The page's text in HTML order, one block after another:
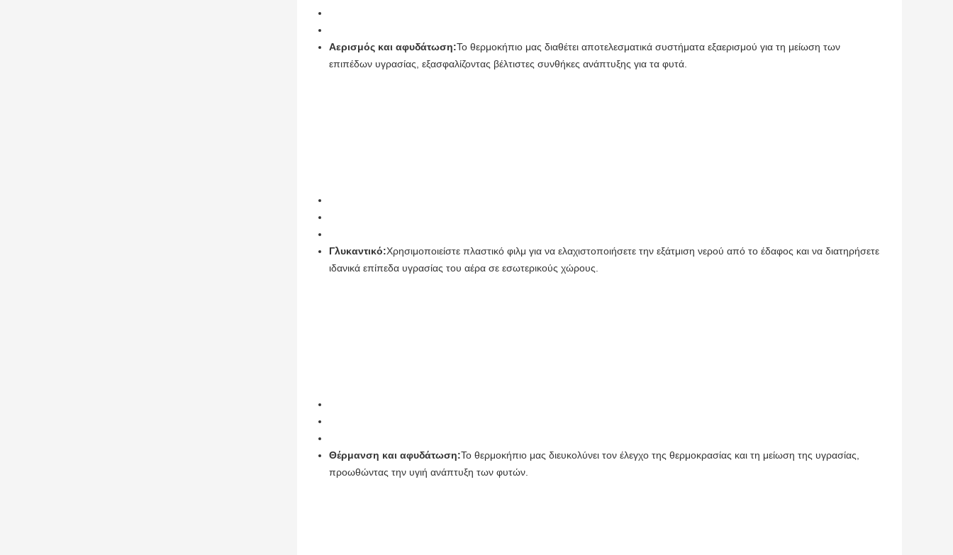
Αερισμός και αφυδάτωση:Το θερμοκήπιο μας διαθέτει αποτελεσματικά συστήματα εξαερισμού για τη μείωση των
επιπέδων υγρασίας, εξασφαλίζοντας βέλτιστες συνθήκες ανάπτυξης για τα φυτά.
Γλυκαντικό:Χρησιμοποιείστε πλαστικό φιλμ για να ελαχιστοποιήσετε την εξάτμιση νερού από το έδαφος και να διατηρήσετε
ιδανικά επίπεδα υγρασίας του αέρα σε εσωτερικούς χώρους.
Θέρμανση και αφυδάτωση:Το θερμοκήπιο μας διευκολύνει τον έλεγχο της θερμοκρασίας και τη μείωση της υγρασίας,
προωθώντας την υγιή ανάπτυξη των φυτών.